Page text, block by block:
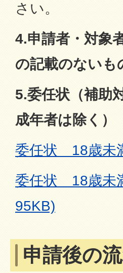
さい。
4.申請者・対象
の記載のないも
5.委任状（補助
成年者は除く）
委任状 18歳未
委任状 18歳未
95KB)
申請後の